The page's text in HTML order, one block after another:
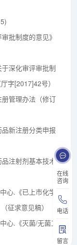
在线
咨询
电话
留言
批制度的意见》
深化审评审批制
字[2017]42号）
管理办法（修订
新注册分类申报
注射剂基本技术
心.《已上市化学
征求意见稿）
心.《灭菌/无菌工